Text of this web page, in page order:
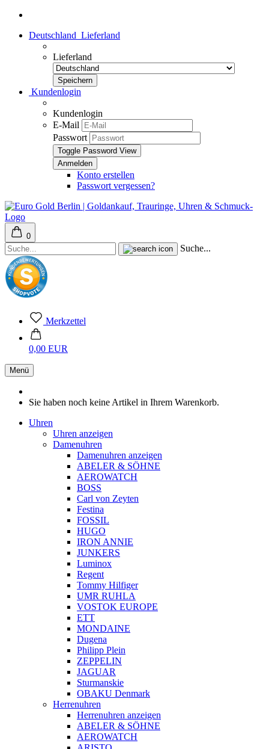
Deutschland Lieferland
Lieferland
Kundenlogin
Kundenlogin
E-Mail
Passwort
Toggle Password View
Konto erstellen
Passwort vergessen?
0
Suche...
Merkzettel
0,00 EUR
Menü
Sie haben noch keine Artikel in Ihrem Warenkorb.
Uhren
Uhren anzeigen
Damenuhren
Damenuhren anzeigen
ABELER & SÖHNE
AEROWATCH
BOSS
Carl von Zeyten
Festina
FOSSIL
HUGO
IRON ANNIE
JUNKERS
Luminox
Regent
Tommy Hilfiger
UMR RUHLA
VOSTOK EUROPE
ETT
MONDAINE
Dugena
Philipp Plein
ZEPPELIN
JAGUAR
Sturmanskie
OBAKU Denmark
Herrenuhren
Herrenuhren anzeigen
ABELER & SÖHNE
AEROWATCH